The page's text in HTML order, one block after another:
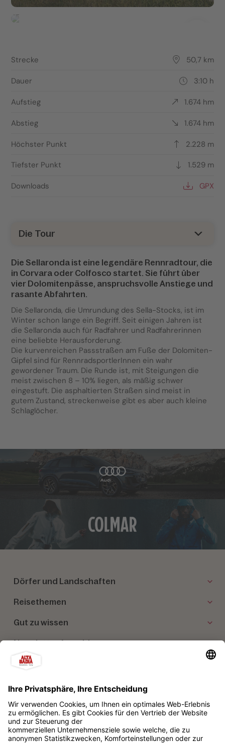
Die Tour
Die Sellaronda ist eine legendäre Rennradtour, die
in Corvara oder Colfosco startet. Sie führt über
vier Dolomitenpässe, anspruchsvolle Anstiege und
rasante Abfahrten.
Die Sellaronda, die Umrundung des Sella-Stocks, ist im
Winter schon lange ein Begriff. Seit einigen Jahren ist
die Sellaronda auch für Radfahrer und Radfahrerinnen
eine beliebte Herausforderung.
Die kurvenreichen Passstraßen am Fuße der Dolomiten-
Gipfel sind für RennradsportlerInnen ein wahr
gewordener Traum. Die Runde ist, mit Steigungen die
meist zwischen 8 – 10% liegen, als mäßig schwer
eingestuft. Die asphaltierten Straßen sind meist in
gutem Zustand, streckenweise gibt es aber auch kleine
Schlaglöcher.
Strecke 50,7 km
Dauer 3:10 h
Aufstieg 1.674 hm
Abstieg 1.674 hm
Höchster Punkt 2.228 m
Tiefster Punkt 1.529 m
Downloads GPX
Dörfer und Landschaften
Reisethemen
Gut zu wissen
Newsletter Anmeldung
Unsere Partner